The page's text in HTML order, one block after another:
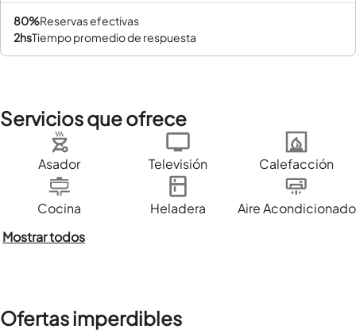
80% reservas efectivas
2hs tiempo promedio de respuesta
Servicios que ofrece
Asador Televisión Calefacción
Cocina Heladera
Aire Acondicionado
Mostrar todos
Ofertas imperdibles